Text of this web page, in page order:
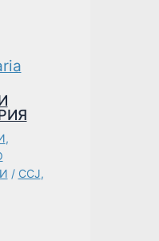
,
/ CCJ,